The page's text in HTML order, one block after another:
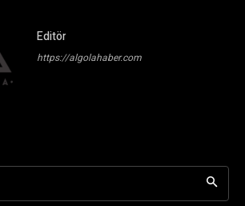
Editör
https://algolahaber.com